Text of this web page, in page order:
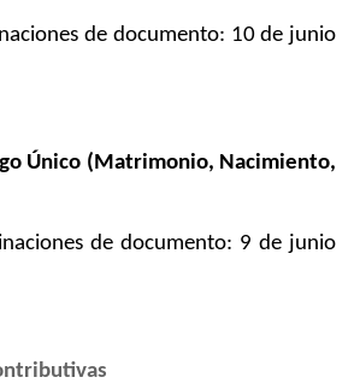
de documento: 10 de junio
Único (Matrimonio, Nacimiento,
de documento: 9 de junio